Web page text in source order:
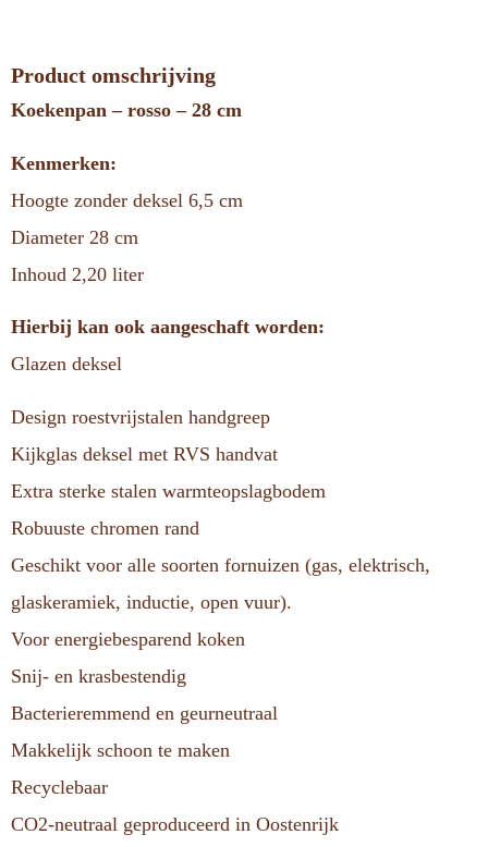
Product omschrijving
Koekenpan – rosso – 28 cm
Kenmerken:
Hoogte zonder deksel 6,5 cm
Diameter 28 cm
Inhoud 2,20 liter
Hierbij kan ook aangeschaft worden:
Glazen deksel
Design roestvrijstalen handgreep
Kijkglas deksel met RVS handvat
Extra sterke stalen warmteopslagbodem
Robuuste chromen rand
Geschikt voor alle soorten fornuizen (gas, elektrisch,
glaskeramiek, inductie, open vuur).
Voor energiebesparend koken
Snij- en krasbestendig
Bacterieremmend en geurneutraal
Makkelijk schoon te maken
Recyclebaar
CO2-neutraal geproduceerd in Oostenrijk